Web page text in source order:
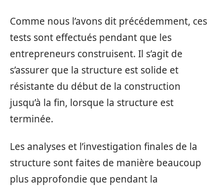
Comme nous l’avons dit précédemment, ces
tests sont effectués pendant que les
entrepreneurs construisent. Il s’agit de
s’assurer que la structure est solide et
résistante du début de la construction
jusqu’à la fin, lorsque la structure est
terminée.
Les analyses et l’investigation finales de la
structure sont faites de manière beaucoup
plus approfondie que pendant la